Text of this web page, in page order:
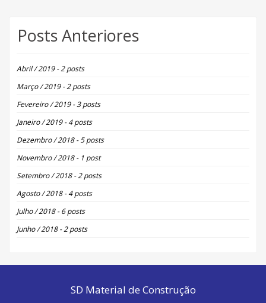
Posts Anteriores
Abril / 2019 - 2 posts
Março / 2019 - 2 posts
Fevereiro / 2019 - 3 posts
Janeiro / 2019 - 4 posts
Dezembro / 2018 - 5 posts
Novembro / 2018 - 1 post
Setembro / 2018 - 2 posts
Agosto / 2018 - 4 posts
Julho / 2018 - 6 posts
Junho / 2018 - 2 posts
SD Material de Construção